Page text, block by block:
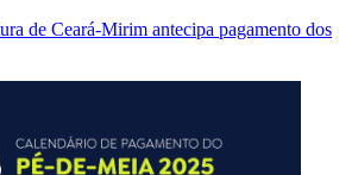
de Ceará-Mirim antecipa pagamento dos